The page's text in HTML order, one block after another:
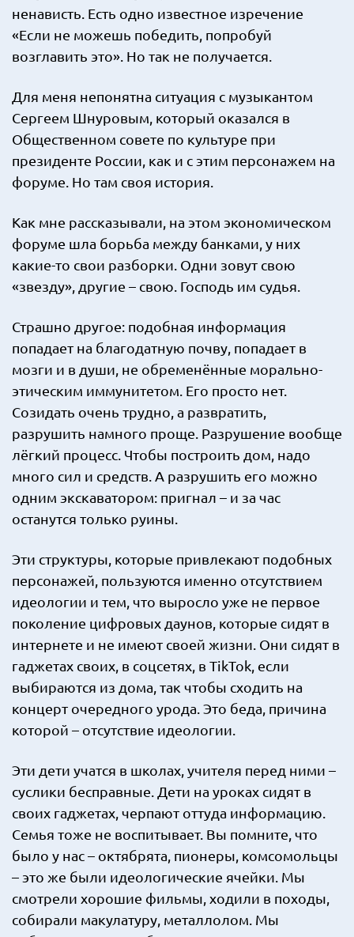
ненависть. Есть одно известное изречение
«Если не можешь победить, попробуй
возглавить это». Но так не получается.
Для меня непонятна ситуация с музыкантом
Сергеем Шнуровым, который оказался в
Общественном совете по культуре при
президенте России, как и с этим персонажем на
форуме. Но там своя история.
Как мне рассказывали, на этом экономическом
форуме шла борьба между банками, у них
какие-то свои разборки. Одни зовут свою
«звезду», другие – свою. Господь им судья.
Страшно другое: подобная информация
попадает на благодатную почву, попадает в
мозги и в души, не обременённые морально-
этическим иммунитетом. Его просто нет.
Созидать очень трудно, а развратить,
разрушить намного проще. Разрушение вообще
лёгкий процесс. Чтобы построить дом, надо
много сил и средств. А разрушить его можно
одним экскаватором: пригнал – и за час
останутся только руины.
Эти структуры, которые привлекают подобных
персонажей, пользуются именно отсутствием
идеологии и тем, что выросло уже не первое
поколение цифровых даунов, которые сидят в
интернете и не имеют своей жизни. Они сидят в
гаджетах своих, в соцсетях, в TikTok, если
выбираются из дома, так чтобы сходить на
концерт очередного урода. Это беда, причина
которой – отсутствие идеологии.
Эти дети учатся в школах, учителя перед ними –
суслики бесправные. Дети на уроках сидят в
своих гаджетах, черпают оттуда информацию.
Семья тоже не воспитывает. Вы помните, что
было у нас – октябрята, пионеры, комсомольцы
– это же были идеологические ячейки. Мы
смотрели хорошие фильмы, ходили в походы,
собирали макулатуру, металлолом. Мы